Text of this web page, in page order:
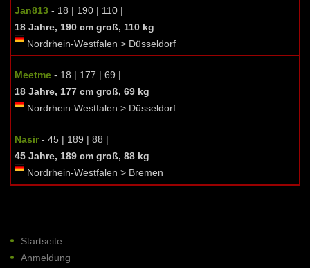
Jan813 - 18 | 190 | 110 |
18 Jahre, 190 cm groß, 110 kg
Nordrhein-Westfalen > Düsseldorf
Meetme - 18 | 177 | 69 |
18 Jahre, 177 cm groß, 69 kg
Nordrhein-Westfalen > Düsseldorf
Nasir- 45 | 189 | 88 |
45 Jahre, 189 cm groß, 88 kg
Nordrhein-Westfalen > Bremen
Startseite
Anmeldung